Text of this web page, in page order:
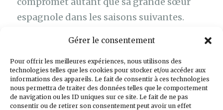
Gérer le consentement
Pour offrir les meilleures expériences, nous utilisons des
technologies telles que les cookies pour stocker et/ou accéder aux
informations des appareils. Le fait de consentir à ces technologies
nous permettra de traiter des données telles que le comportement
de navigation ou les ID uniques sur ce site. Le fait de ne pas
consentir ou de retirer son consentement peut avoir un effet
espagnole dans les saisons suivantes.